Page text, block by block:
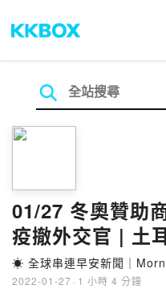
01/27 冬奧贊助
疫撤外交官 | 土
巴黎會談緩局勢
☀️ 全球串連早安新聞｜
2022-01-27 · 1 小時 4 分鐘